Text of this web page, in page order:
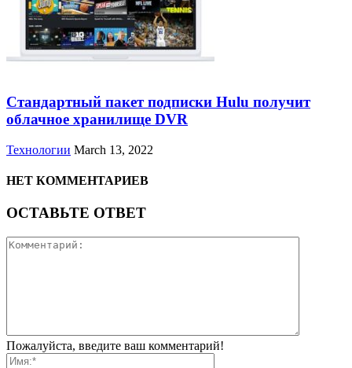
Стандартный пакет подписки Hulu получит
облачное хранилище DVR
Технологии March 13, 2022
НЕТ КОММЕНТАРИЕВ
ОСТАВЬТЕ ОТВЕТ
Пожалуйста, введите ваш комментарий!